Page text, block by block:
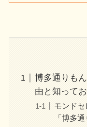
博多通りも
由と知って
モンドセ
「博多